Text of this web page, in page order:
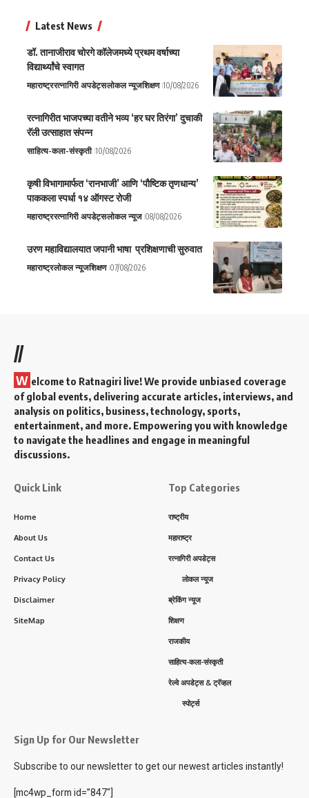
Latest News
डॉ. तानाजीराव चोरगे कॉलेजमध्ये प्रथम वर्षाच्या
विद्यार्थ्यांचे स्वागत
महाराष्ट्ररत्नागिरी अपडेट्सलोकल न्यूजशिक्षण 10/08/2026
रत्नागिरीत भाजपच्या वतीने भव्य ‘हर घर तिरंगा’ दुचाकी
रॅली उत्साहात संपन्न
साहित्य-कला-संस्कृती 10/08/2026
कृषी विभागामार्फत ‘रानभाजी’ आणि ‘पौष्टिक तृणधान्य’
पाककला स्पर्धा १४ ऑगस्ट रोजी
महाराष्ट्ररत्नागिरी अपडेट्सलोकल न्यूज 08/08/2026
उरण महाविद्यालयात जपानी भाषा प्रशिक्षणाची सुरुवात
महाराष्ट्रलोकल न्यूजशिक्षण 07/08/2026
//
W elcome to Ratnagiri live! We provide unbiased coverage
of global events, delivering accurate articles, interviews, and
analysis on politics, business, technology, sports,
entertainment, and more. Empowering you with knowledge
to navigate the headlines and engage in meaningful
discussions.
Quick Link
Home
About Us
Contact Us
Privacy Policy
Disclaimer
SiteMap
Top Categories
राष्ट्रीय
महाराष्ट्र
रत्नागिरी अपडेट्स
लोकल न्यूज
ब्रेकिंग न्यूज
शिक्षण
राजकीय
साहित्य-कला-संस्कृती
रेल्वे अपडेट्स & ट्रॅव्हल
स्पोर्ट्स
Sign Up for Our Newsletter
Subscribe to our newsletter to get our newest articles instantly!
[mc4wp_form id=”847″]